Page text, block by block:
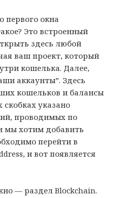
первого окна
Это встроенный
здесь любой
ваш проект, который
кошелька. Далее,
аккаунты”. Здесь
кошельков и балансы
указано
проводимых по
мы хотим добавить
перейти в
и вот появляется
— раздел Blockchain.